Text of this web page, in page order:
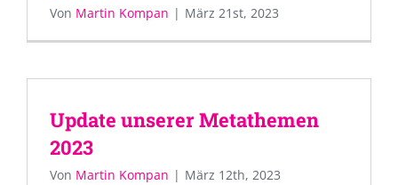
Von Martin Kompan | März 21st, 2023
Update unserer Metathemen
2023
Von Martin Kompan | März 12th, 2023